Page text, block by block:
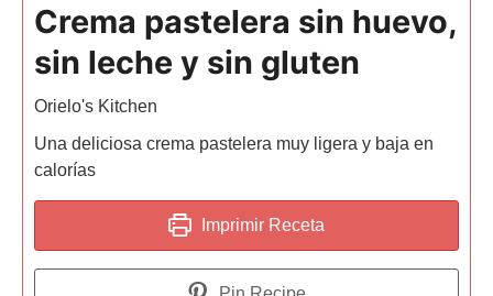
Crema pastelera sin huevo,
sin leche y sin gluten
Orielo's Kitchen
Una deliciosa crema pastelera muy ligera y baja en
calorías
Imprimir Receta